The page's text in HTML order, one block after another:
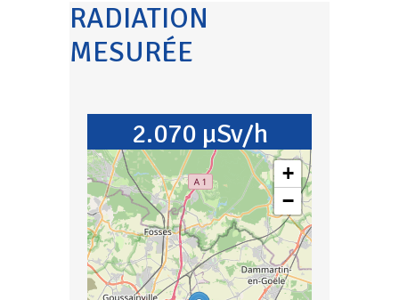
RADIATION
MESURÉE
2.070 µSv/h
+
−